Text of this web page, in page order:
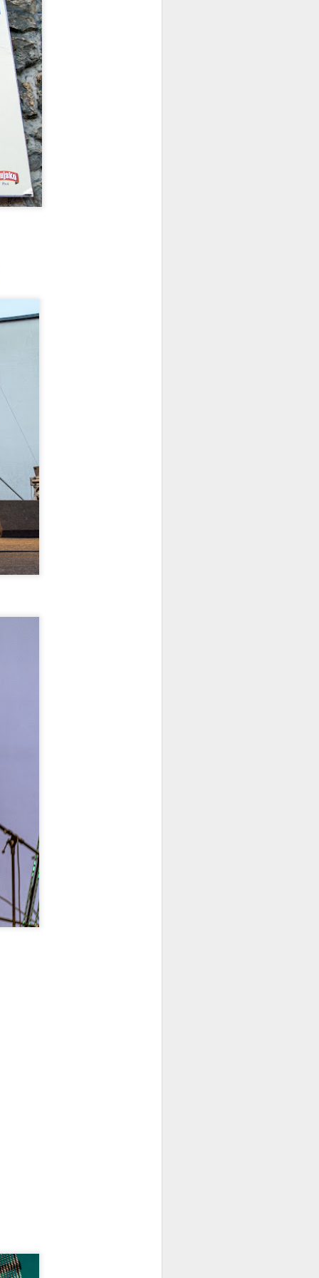
esports turniri u popularnim
Legends, EA Sports FC26, Tekken
su natjecatelji pokazali svoje vještine
Glazba pod zvijezdama – spoj
elegancije, emocije i energije!
alternativne i crossover glazbe.
📅 20. lipnja 2025.